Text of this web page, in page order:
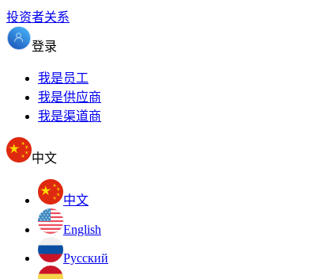
投资者关系
登录
我是员工
我是供应商
我是渠道商
中文
中文
English
Pусский